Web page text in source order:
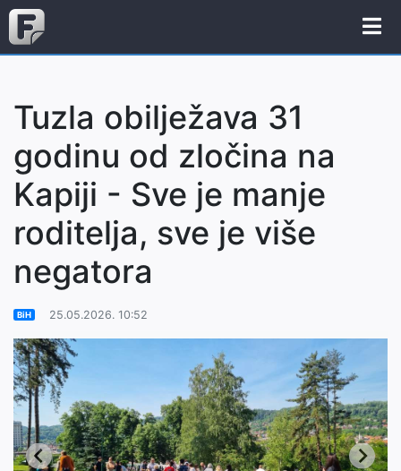
Tuzla obilježava 31
godinu od zločina na
Kapiji - Sve je manje
roditelja, sve je više
negatora
BiH 25.05.2026. 10:52